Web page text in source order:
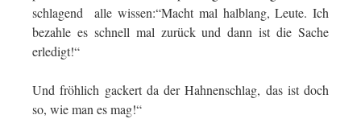
schlagend alle wissen:“Macht mal halblang, Leute. Ich
bezahle es schnell mal zurück und dann ist die Sache
erledigt!“
Und fröhlich gackert da der Hahnenschlag, das ist doch
so, wie man es mag!“